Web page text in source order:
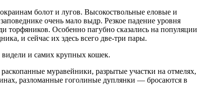
болот и лугов. Высокоствольные еловые и
очень мало выдр. Резкое падение уровня
торфяников. Особенно пагубно сказались на популяции
и сейчас их здесь всего две-три пары.
видели и самих крупных кошек.
муравейники, разрытые участки на отмелях,
разломанные гоголиные дуплянки — бросаются в